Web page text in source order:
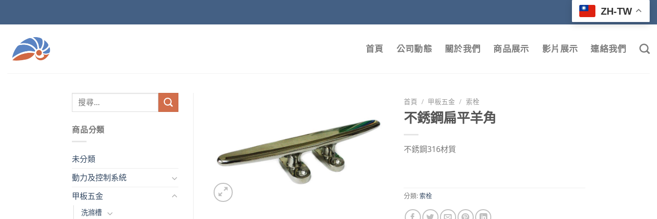
ZH-TW
首頁 公司動態 關於我們 商品展示 影片展示 連絡我們
商品分類
未分類
動力及控制系統
甲板五金
洗滌槽
首頁 / 甲板五金 / 索栓
不銹鋼扁平羊角
不銹鋼316材質
分類:索栓